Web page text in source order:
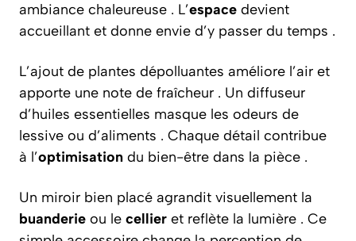
ambiance chaleureuse . L’espace devient
accueillant et donne envie d’y passer du temps .
L’ajout de plantes dépolluantes améliore l’air et
apporte une note de fraîcheur . Un diffuseur
d’huiles essentielles masque les odeurs de
lessive ou d’aliments . Chaque détail contribue
à l’optimisation du bien-être dans la pièce .
Un miroir bien placé agrandit visuellement la
buanderie ou le cellier et reflète la lumière . Ce